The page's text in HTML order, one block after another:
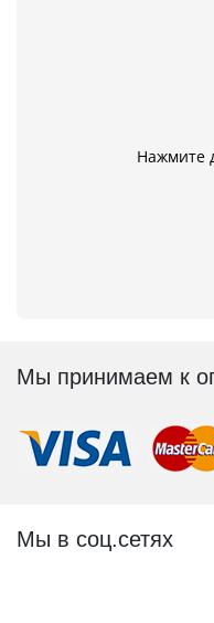
Нажмите
Мы принимаем к
Мы в соц.сетях